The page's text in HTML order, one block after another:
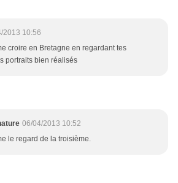
2013 10:56
croire en Bretagne en regardant tes
portraits bien réalisés
06/04/2013 10:52
le regard de la troisième.